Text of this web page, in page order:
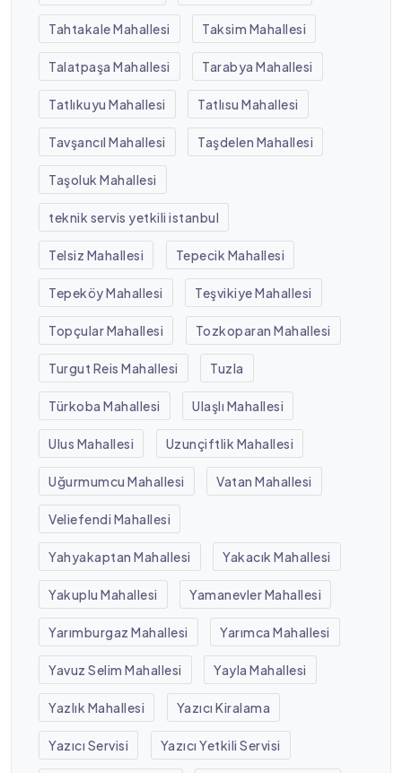
Tahtakale Mahallesi Taksim Mahallesi
Talatpaşa Mahallesi Tarabya Mahallesi
Tatlıkuyu Mahallesi Tatlısu Mahallesi
Tavşancıl Mahallesi Taşdelen Mahallesi
Taşoluk Mahallesi
teknik servis yetkili istanbul
Telsiz Mahallesi Tepecik Mahallesi
Tepeköy Mahallesi Teşvikiye Mahallesi
Topçular Mahallesi Tozkoparan Mahallesi
Turgut Reis Mahallesi Tuzla
Türkoba Mahallesi Ulaşlı Mahallesi
Ulus Mahallesi Uzunçiftlik Mahallesi
Uğurmumcu Mahallesi Vatan Mahallesi
Veliefendi Mahallesi
Yahyakaptan Mahallesi Yakacık Mahallesi
Yakuplu Mahallesi Yamanevler Mahallesi
Yarımburgaz Mahallesi Yarımca Mahallesi
Yavuz Selim Mahallesi Yayla Mahallesi
Yazlık Mahallesi Yazıcı Kiralama
Yazıcı Servisi Yazıcı Yetkili Servisi